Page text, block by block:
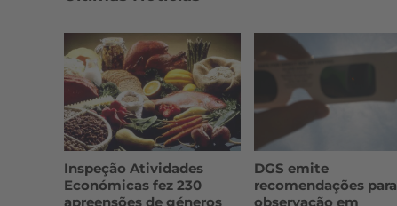
Inspeção Atividades
Económicas fez 230
apreensões de géneros
DGS emite
recomendações para
observação em